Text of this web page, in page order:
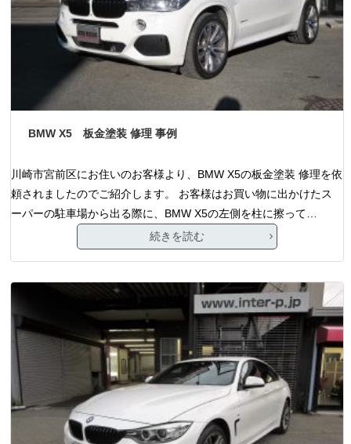
BMW X5 板金塗装 修理 事例
川崎市宮前区にお住いのお客様より、BMW X5の板金塗装 修理を依
頼されましたのでご紹介します。 お客様はお買い物に出かけたス
ーパーの駐車場から出る際に、BMW X5の左側を柱に擦って…
続きを読む